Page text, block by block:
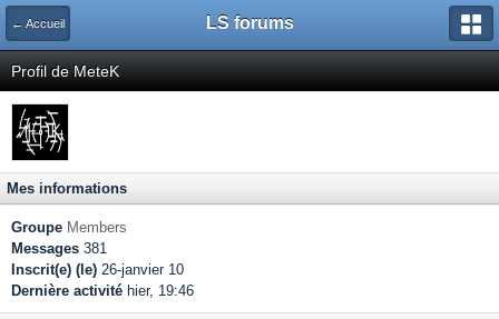
← Accueil LS forums
Profil de MeteK
Mes informations
Groupe Members
Messages 381
Inscrit(e) (le) 26-janvier 10
Dernière activité hier, 19:46